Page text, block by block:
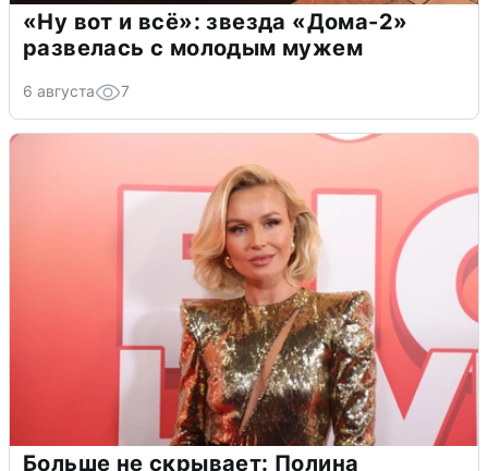
«Ну вот и всё»: звезда «Дома-2»
развелась с молодым мужем
6 августа 7
Больше не скрывает: Полина